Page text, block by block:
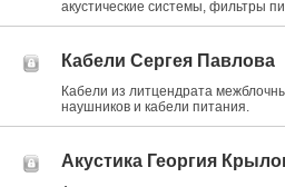
акустические системы, фильтры
Кабели Сергея Павлова
Кабели из литцендрата
наушников и кабели питания.
Акустика Георгия